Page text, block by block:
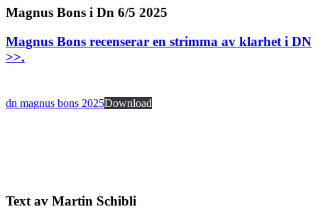
Magnus Bons i Dn 6/5 2025
Magnus Bons recenserar en strimma av klarhet i DN
>>.
dn magnus bons 2025Download
Text av Martin Schibli